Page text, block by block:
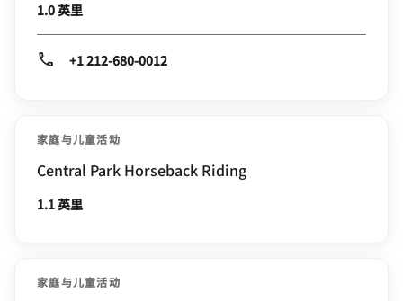
1.0 英里
+1 212-680-0012
家庭与儿童活动
Central Park Horseback Riding
1.1 英里
家庭与儿童活动